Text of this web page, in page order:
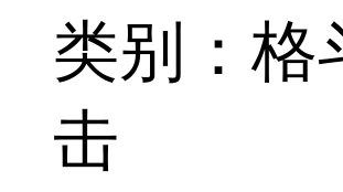
类别：格
击